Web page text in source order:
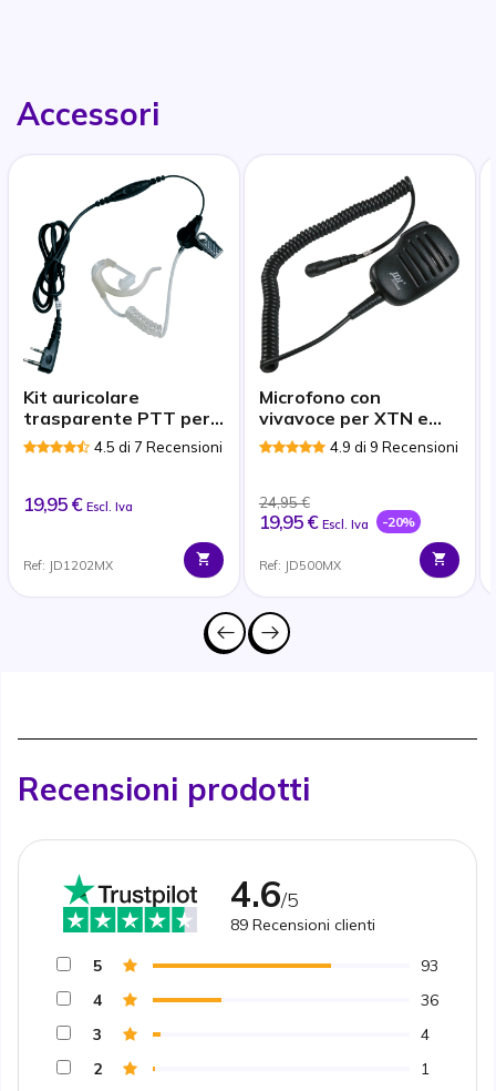
Accessori
Kit auricolare
trasparente PTT per
Motorola4.5 di 7 Recensioni
19,95 € Escl. Iva
Ref: JD1202MX
Microfono con
vivavoce per XTN e
CLS
4.9 di 9 Recensioni
24,95 €
19,95 € Escl. Iva -20%
Ref: JD500MX
Recensioni prodotti
4.6/5
89 Recensioni clienti
5
93
4
36
3
4
2
1